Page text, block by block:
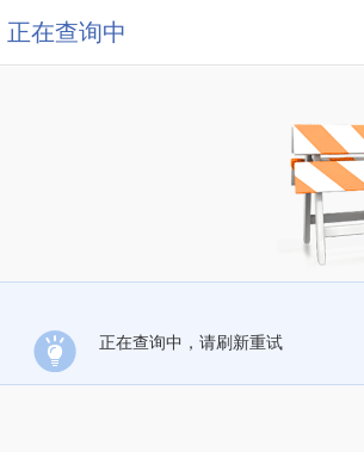
正在查询中
正在查询中，请刷新重试